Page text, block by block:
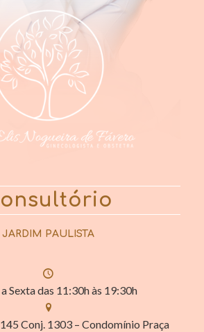
JARDIM PAULISTA
Sexta das 11:30h às 19:30h
Conj. 1303 – Condomínio Praça